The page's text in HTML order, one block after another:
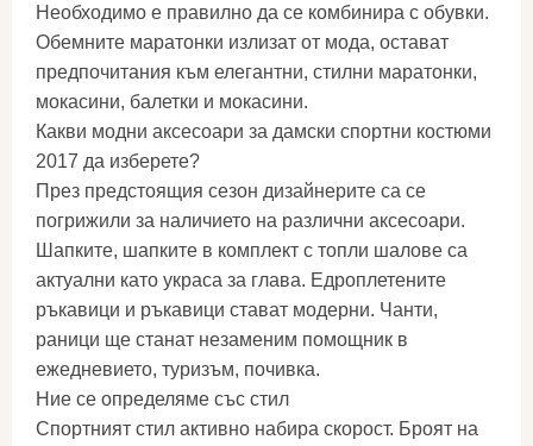
Необходимо е правилно да се комбинира с обувки.
Обемните маратонки излизат от мода, остават
предпочитания към елегантни, стилни маратонки,
мокасини, балетки и мокасини.
Какви модни аксесоари за дамски спортни костюми
2017 да изберете?
През предстоящия сезон дизайнерите са се
погрижили за наличието на различни аксесоари.
Шапките, шапките в комплект с топли шалове са
актуални като украса за глава. Едроплетените
ръкавици и ръкавици стават модерни. Чанти,
раници ще станат незаменим помощник в
ежедневието, туризъм, почивка.
Ние се определяме със стил
Спортният стил активно набира скорост. Броят на